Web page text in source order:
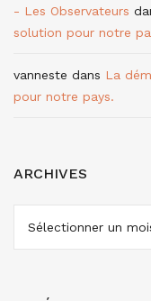
- Les Observateurs
solution pour notre
vanneste dans La
pour notre pays.
ARCHIVES